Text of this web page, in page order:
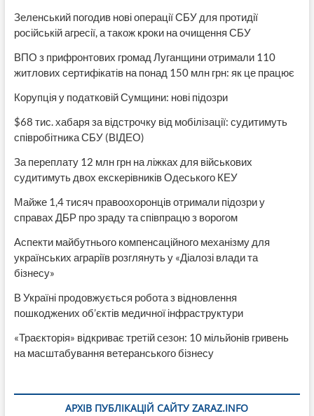
Зеленський погодив нові операції СБУ для протидії
російській агресії, а також кроки на очищення СБУ
ВПО з прифронтових громад Луганщини отримали 110
житлових сертифікатів на понад 150 млн грн: як це працює
Корупція у податковій Сумщини: нові підозри
$68 тис. хабаря за відстрочку від мобілізації: судитимуть
співробітника СБУ (ВІДЕО)
За переплату 12 млн грн на ліжках для військових
судитимуть двох екскерівників Одеського КЕУ
Майже 1,4 тисяч правоохоронців отримали підозри у
справах ДБР про зраду та співпрацю з ворогом
Аспекти майбутнього компенсаційного механізму для
українських аграріїв розглянуть у «Діалозі влади та
бізнесу»
В Україні продовжується робота з відновлення
пошкоджених об’єктів медичної інфраструктури
«Траєкторія» відкриває третій сезон: 10 мільйонів гривень
на масштабування ветеранського бізнесу
АРХІВ ПУБЛІКАЦІЙ САЙТУ ZARAZ.INFO